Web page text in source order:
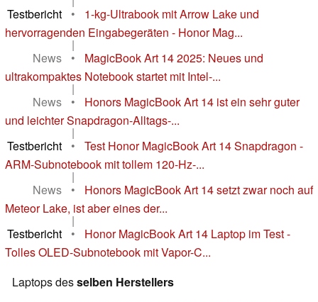
Testbericht
•
1-kg-Ultrabook mit Arrow Lake und
hervorragenden Eingabegeräten - Honor Mag...
|
News
•
MagicBook Art 14 2025: Neues und
ultrakompaktes Notebook startet mit Intel-...
|
News
•
Honors MagicBook Art 14 ist ein sehr guter
und leichter Snapdragon-Alltags-...
|
Testbericht
•
Test Honor MagicBook Art 14 Snapdragon -
ARM-Subnotebook mit tollem 120-Hz-...
|
News
•
Honors MagicBook Art 14 setzt zwar noch auf
Meteor Lake, ist aber eines der...
|
Testbericht
•
Honor MagicBook Art 14 Laptop im Test -
Tolles OLED-Subnotebook mit Vapor-C...
Laptops desselben Herstellers